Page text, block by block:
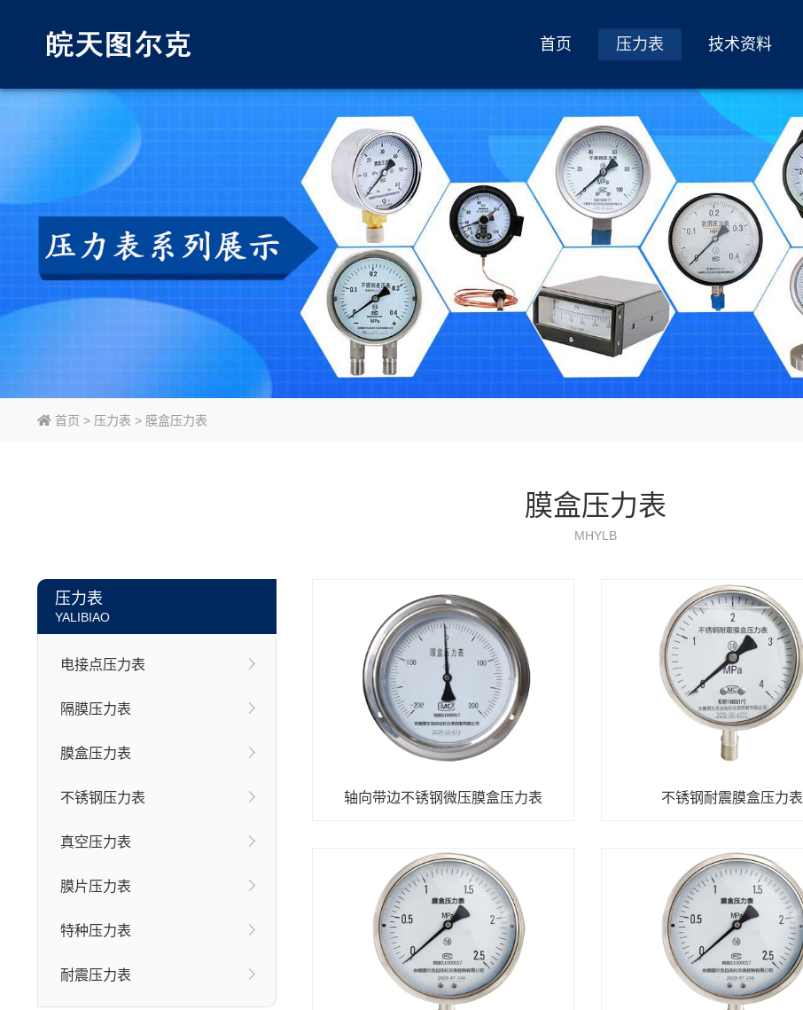
首页 压力表 技术资料
首页 > 压力表 > 膜盒压力表
膜盒压力表
MHYLB
压力表
YALIBIAO
电接点压力表
隔膜压力表
膜盒压力表
不锈钢压力表
真空压力表
膜片压力表
特种压力表
耐震压力表
轴向带边不锈钢微压膜盒压力表 不锈钢耐震膜盒压力表